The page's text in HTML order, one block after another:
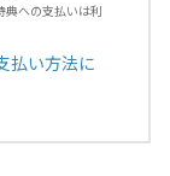
への支払いは利
払い方法に